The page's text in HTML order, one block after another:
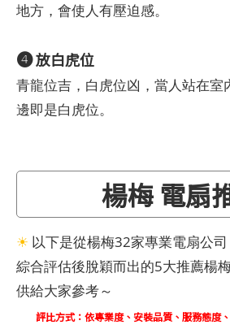
地方，會使人有壓迫感。
❹放白虎位
青龍位吉，白虎位凶，當人站在室
邊即是白虎位。
楊梅 電扇
☀ 以下是從楊梅32家專業電扇公司
綜合評估後脫穎而出的5大推薦楊
供給大家參考～
評比方式：依專業度、安裝品質、服務態度